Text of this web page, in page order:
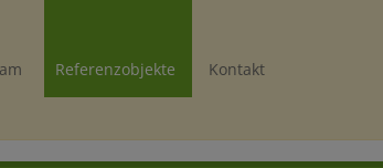
Referenzobjekte Kontakt